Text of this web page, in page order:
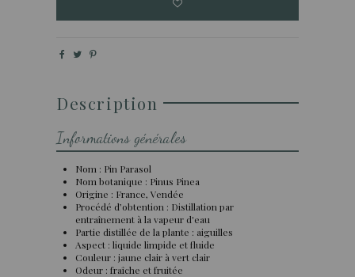
Description
Informations générales
Nom : Pin Parasol
Nom botanique : Pinus Pinea
Origine : France, Vendée
Procédé d’obtention : Distillation par
entraînement à la vapeur d'eau
Partie distillée de la plante : aiguilles
Aspect : liquide limpide et fluide
Couleur : jaune clair à vert clair
Odeur : fraîche et fruitée